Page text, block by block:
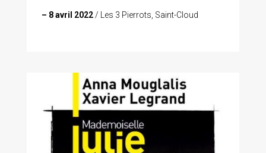
– 8 avril 2022 / Les 3 Pierrots, Saint-Cloud